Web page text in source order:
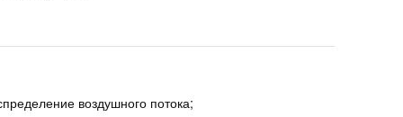
воздушного потока;